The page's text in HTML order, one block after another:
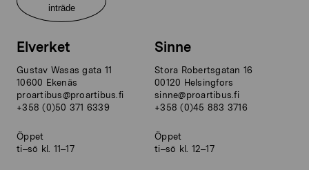
inträde
Elverket
Gustav Wasas gata 11
10600 Ekenäs
proartibus@proartibus.fi
+358 (0)50 371 6339
Öppet
ti–sö kl. 11–17
Sinne
Stora Robertsgatan 16
00120 Helsingfors
sinne@proartibus.fi
+358 (0)45 883 3716
Öppet
ti–sö kl. 12–17